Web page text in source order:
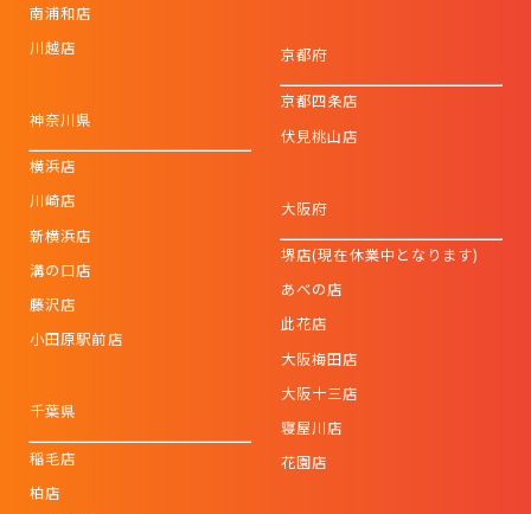
南浦和店
川越店
神奈川県
横浜店
川崎店
新横浜店
溝の口店
藤沢店
小田原駅前店
千葉県
稲毛店
柏店
京都府
京都四条店
伏見桃山店
大阪府
堺店(現在休業中となります)
あべの店
此花店
大阪梅田店
大阪十三店
寝屋川店
花園店